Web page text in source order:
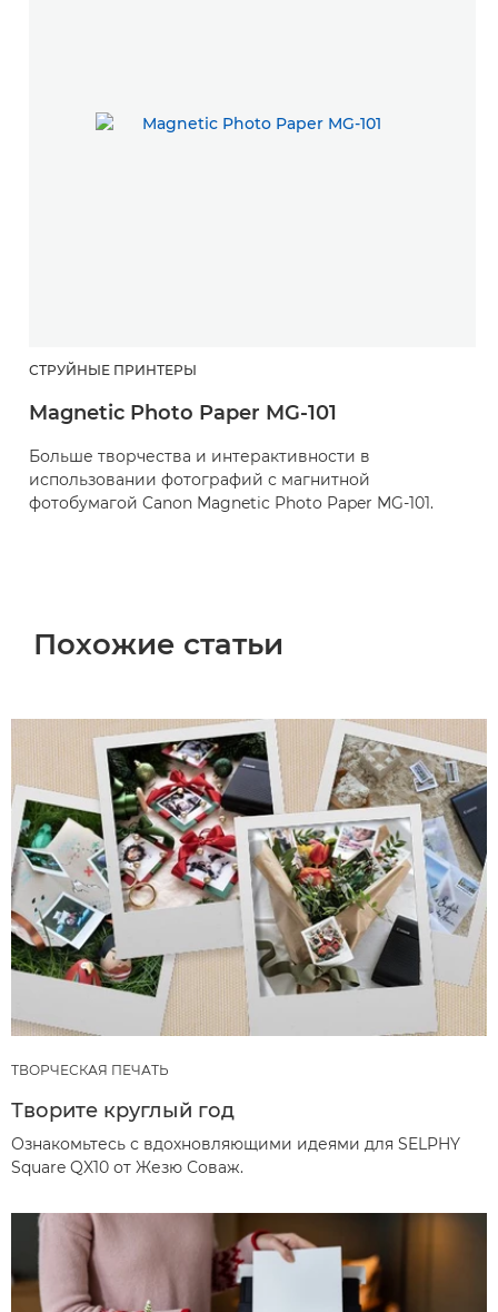
СТРУЙНЫЕ ПРИНТЕРЫ
Magnetic Photo Paper MG-101
Больше творчества и интерактивности в
использовании фотографий с магнитной
фотобумагой Canon Magnetic Photo Paper MG-101.
Похожие статьи
ТВОРЧЕСКАЯ ПЕЧАТЬ
Творите круглый год
Ознакомьтесь с вдохновляющими идеями для SELPHY
Square QX10 от Жезю Соваж.